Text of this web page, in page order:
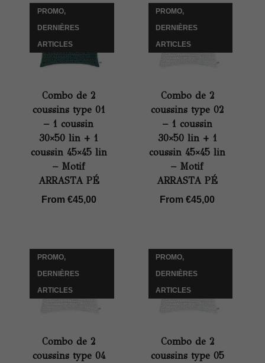
PROMO,
DERNIÈRES
ARTICLES
Combo de 2
coussins type 01
– 1 coussin
30×50 lin + 1
coussin 45×45 lin
– Motif
ARRASTA PÉ
From €45,00
PROMO,
DERNIÈRES
ARTICLES
Combo de 2
coussins type 02
– 1 coussin
30×50 lin + 1
coussin 45×45 lin
– Motif
ARRASTA PÉ
From €45,00
PROMO,
DERNIÈRES
ARTICLES
Combo de 2
coussins type 04
PROMO,
DERNIÈRES
ARTICLES
Combo de 2
coussins type 05